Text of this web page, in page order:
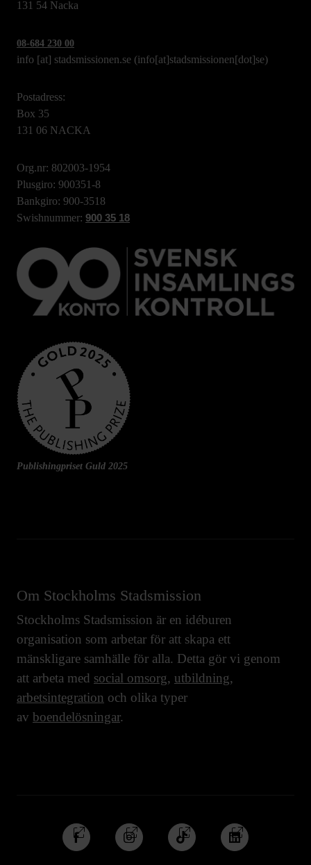
131 54 Nacka
08-684 230 00
info [at] stadsmissionen.se (info[at]stadsmissionen[dot]se)
Postadress:
Box 35
131 06 NACKA
Org.nr: 802003-1954
Plusgiro: 900351-8
Bankgiro: 900-3518
Swishnummer: 900 35 18
Publishingpriset Guld 2025
Om Stockholms Stadsmission
Stockholms Stadsmission är en idéburen
organisation som arbetar för att skapa ett
mänskligare samhälle för alla. Detta gör vi genom
att arbeta med social omsorg, utbildning,
arbetsintegration och olika typer
av boendelösningar.
Följ
oss
Följ
oss
Följ
oss
Följ
oss